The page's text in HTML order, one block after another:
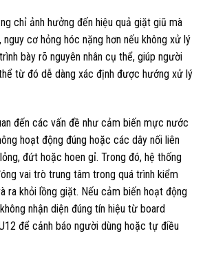
chỉ ảnh hưởng đến hiệu quả giặt giũ mà
cơ hỏng hóc nặng hơn nếu không xử lý
bày rõ nguyên nhân cụ thể, giúp người
từ đó dễ dàng xác định được hướng xử lý
đến các vấn đề như cảm biến mực nước
hoạt động đúng hoặc các dây nối liên
đứt hoặc hoen gỉ. Trong đó, hệ thống
vai trò trung tâm trong quá trình kiểm
ra khỏi lồng giặt. Nếu cảm biến hoạt động
nhận diện đúng tín hiệu từ board
để cảnh báo người dùng hoặc tự điều